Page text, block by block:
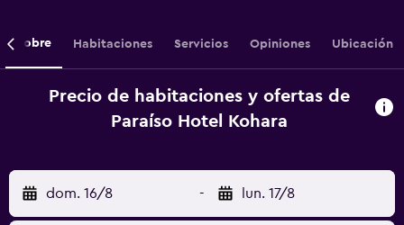
Sobre Habitaciones Servicios Opiniones Ubicación
Precio de habitaciones y ofertas de
Paraíso Hotel Kohara
dom. 16/8 - lun. 17/8